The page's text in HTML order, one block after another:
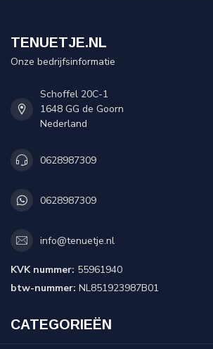
TENUETJE.NL
Onze bedrijfsinformatie
Schoffel 20C-1
1648 GG de Goorn
Nederland
0628987309
0628987309
info@tenuetje.nl
KVK nummer: 55961940
btw-nummer: NL851923987B01
CATEGORIEËN